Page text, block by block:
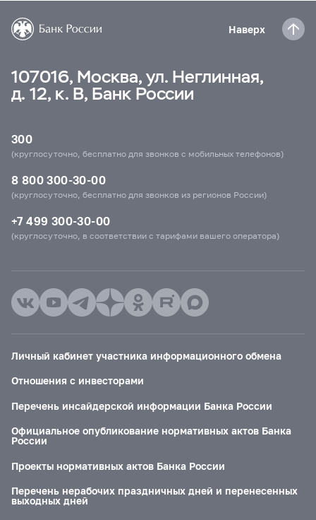
Наверх
107016, Москва, ул. Неглинная,
д. 12, к. В, Банк России
300
(круглосуточно, бесплатно для звонков с мобильных телефонов)
8 800 300-30-00
(круглосуточно, бесплатно для звонков из регионов России)
+7 499 300-30-00
(круглосуточно, в соответствии с тарифами вашего оператора)
Личный кабинет участника информационного обмена
Отношения с инвесторами
Перечень инсайдерской информации Банка России
Официальное опубликование нормативных актов Банка
России
Проекты нормативных актов Банка России
Перечень нерабочих праздничных дней и перенесенных
выходных дней